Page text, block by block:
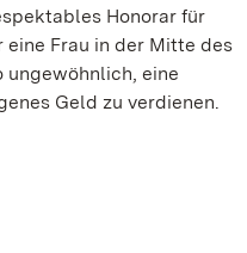
Honorar für
Frau in der Mitte des
ungewöhnlich, eine
Geld zu verdienen.